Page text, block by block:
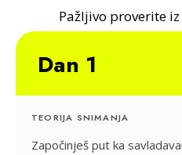
Pažljivo proverite
naučiti na
Dan 1
TEORIJA SNIMANJA
Započinješ put ka